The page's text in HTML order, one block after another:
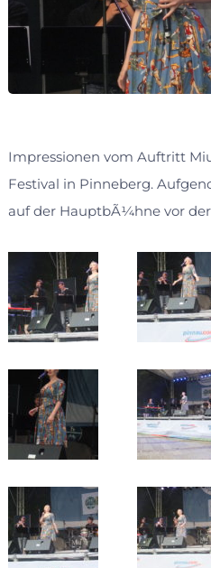
Impressionen vom Auftritt
Festival in Pinneberg.
auf der HauptbÃ¼hne vor